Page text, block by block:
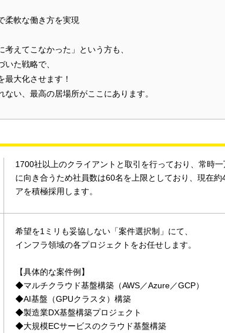
柔軟な働き方を実現
考えてこなかった」という方も、
た戦略で、
最大化させます！
い、最高の居場所がここにあります。
1700社以上のクライアントと取引を行っており、常時
に向き合うため社員数は60名を上限としており、現在
アを積極採用します。
希望を1ミリも妥協しない「案件選択制」にて、
インフラ領域の各プロジェクトをお任せします。
【具体的な案件例】
◆マルチクラウド基盤構築（AWS／Azure／GCP）
◆AI基盤（GPUクラスタ）構築
◆製造業DX基盤構築プロジェクト
◆大規模ECサービスのクラウド基盤構築